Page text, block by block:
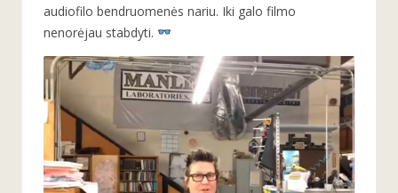
audiofilo bendruomenės nariu. Iki galo filmo
nenorėjau stabdyti.